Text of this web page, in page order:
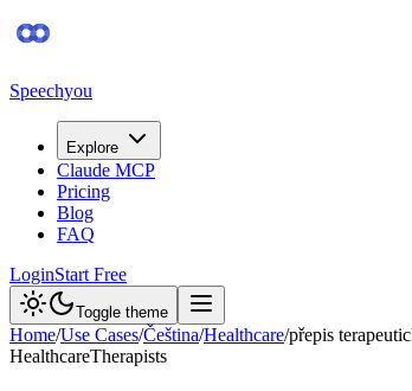
Speechyou
Explore
Claude MCP
Pricing
Blog
FAQ
LoginStart Free
Toggle theme
Home/Use Cases/Čeština/Healthcare/přepis
HealthcareTherapists